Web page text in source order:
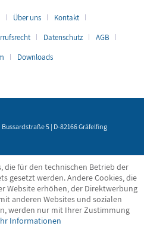
Über uns
Kontakt
Datenschutz
AGB
Downloads
5 | D-82166 Gräfelfing
die für den technischen Betrieb der
gesetzt werden. Andere Cookies, die
Website erhöhen, der Direktwerbung
anderen Websites und sozialen
werden nur mit Ihrer Zustimmung
Informationen